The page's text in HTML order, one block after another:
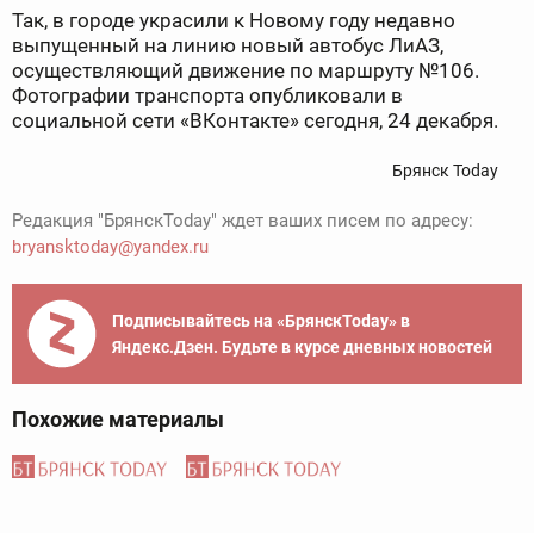
Так, в городе украсили к Новому году недавно
выпущенный на линию новый автобус ЛиАЗ,
осуществляющий движение по маршруту №106.
Фотографии транспорта опубликовали в
социальной сети «ВКонтакте» сегодня, 24 декабря.
Брянск Today
Редакция "БрянскToday" ждет ваших писем по адресу:
bryansktoday@yandex.ru
Подписывайтесь на «БрянскToday» в
Яндекс.Дзен. Будьте в курсе дневных новостей
Похожие материалы